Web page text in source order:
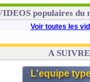
: le club prêt à libérer
populaires du
Voir toutes les
A SUIVRE
L'equipe